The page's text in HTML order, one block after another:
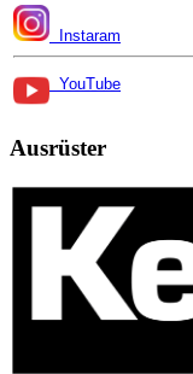
Instaram
YouTube
Ausrüster